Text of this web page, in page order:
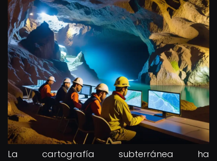
La cartografía subterránea ha